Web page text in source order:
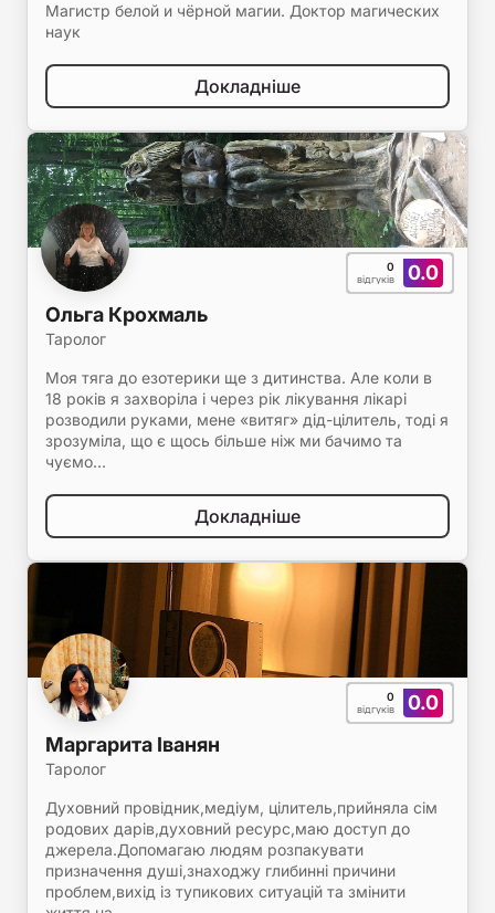
Магистр белой и чёрной магии. Доктор магических
наук
Докладніше
0.0
0
відгуків
Ольга Крохмаль
Таролог
Моя тяга до езотерики ще з дитинства. Але коли в
18 років я захворіла і через рік лікування лікарі
розводили руками, мене «витяг» дід-цілитель, тоді я
зрозуміла, що є щось більше ніж ми бачимо та
чуємо…
Докладніше
0.0
0
відгуків
Маргарита Іванян
Таролог
Духовний провідник,медіум, цілитель,прийняла сім
родових дарів,духовний ресурс,маю доступ до
джерела.Допомагаю людям розпакувати
призначення душі,знаходжу глибинні причини
проблем,вихід із тупикових ситуацій та змінити